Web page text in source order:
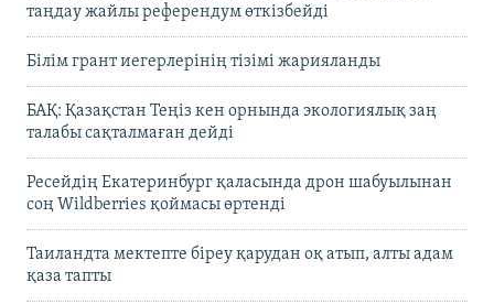
таңдау жайлы референдум өткізбейді
Білім грант иегерлерінің тізімі жарияланды
БАҚ: Қазақстан Теңіз кен орнында экологиялық заң
талабы сақталмаған дейді
Ресейдің Екатеринбург қаласында дрон шабуылынан
соң Wildberries қоймасы өртенді
Таиландта мектепте біреу қарудан оқ атып, алты адам
қаза тапты